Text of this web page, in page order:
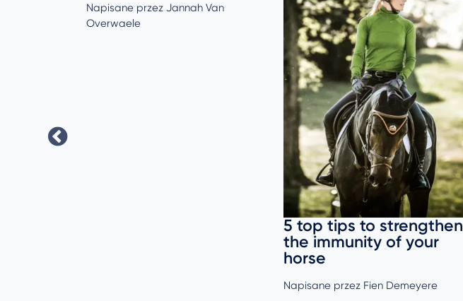
Napisane przez Jannah Van
Overwaele
5 top tips to strengthen
the immunity of your
horse
Napisane przez Fien Demeyere